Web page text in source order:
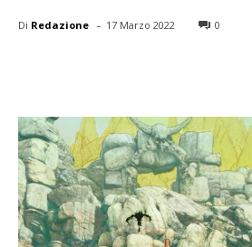
Di Redazione - 17 Marzo 2022 0